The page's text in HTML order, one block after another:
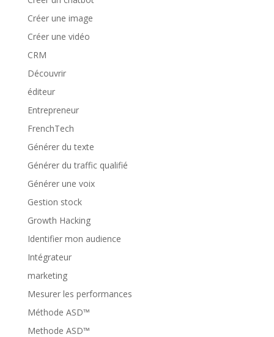
Créer une image
Créer une vidéo
CRM
Découvrir
éditeur
Entrepreneur
FrenchTech
Générer du texte
Générer du traffic qualifié
Générer une voix
Gestion stock
Growth Hacking
Identifier mon audience
Intégrateur
marketing
Mesurer les performances
Méthode ASD™
Methode ASD™